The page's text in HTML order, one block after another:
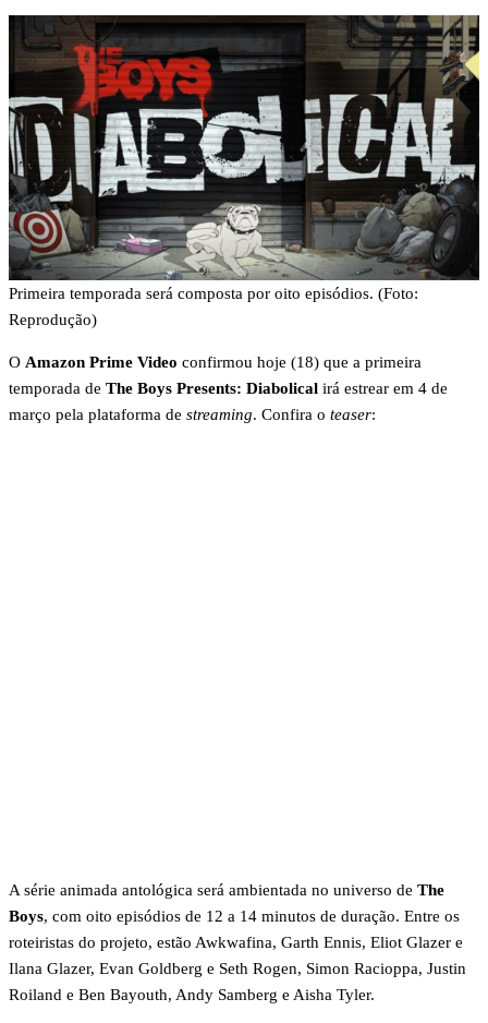
Primeira temporada será composta por oito episódios. (Foto:
Reprodução)
O Amazon Prime Video confirmou hoje (18) que a primeira
temporada de The Boys Presents: Diabolical irá estrear em 4 de
março pela plataforma de streaming. Confira o teaser:
A série animada antológica será ambientada no universo de The
Boys, com oito episódios de 12 a 14 minutos de duração. Entre os
roteiristas do projeto, estão Awkwafina, Garth Ennis, Eliot Glazer e
Ilana Glazer, Evan Goldberg e Seth Rogen, Simon Racioppa, Justin
Roiland e Ben Bayouth, Andy Samberg e Aisha Tyler.